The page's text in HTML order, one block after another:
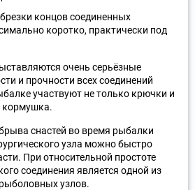
концов соединенных
коротко, практически под
очень серьёзные
и прочности всех соединений
участвуют не только крючки и
кормушка.
снастей во время рыбалки
узла можно быстро
При относительной простоте
соединения является одной из
узлов.